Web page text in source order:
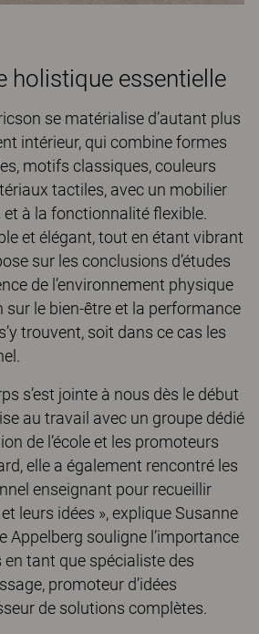
holistique essentielle
se matérialise d’autant plus
intérieur, qui combine formes
motifs classiques, couleurs
tactiles, avec un mobilier
à la fonctionnalité flexible.
et élégant, tout en étant vibrant
sur les conclusions d’études
de l’environnement physique
sur le bien-être et la performance
trouvent, soit dans ce cas les
s’est jointe à nous dès le début
au travail avec un groupe dédié
de l’école et les promoteurs
elle a également rencontré les
enseignant pour recueillir
leurs idées », explique Susanne
Appelberg souligne l’importance
en tant que spécialiste des
promoteur d’idées
de solutions complètes.